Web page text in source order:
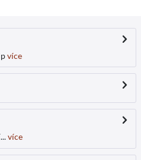
více
více